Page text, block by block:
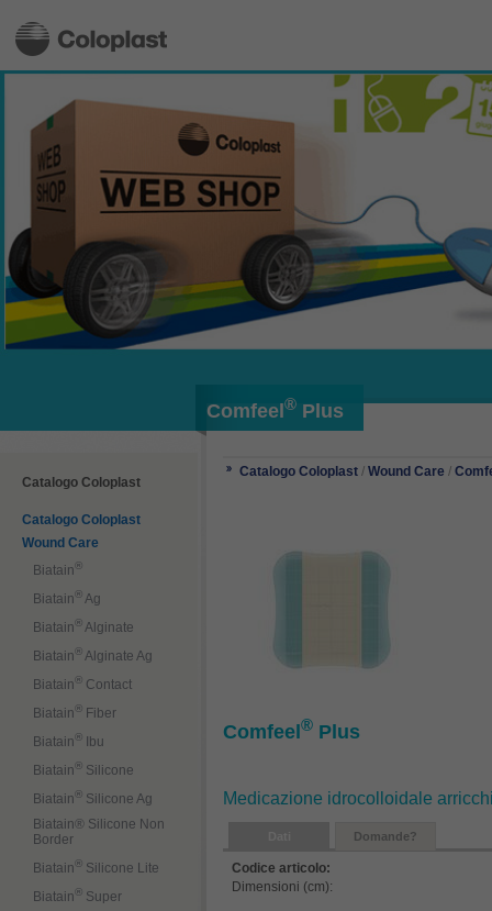
Comfeel ® Plus
Catalogo Coloplast
Catalogo Coloplast
Wound Care
Biatain ®
Biatain ® Ag
Biatain ® Alginate
Biatain ® Alginate Ag
Biatain ® Contact
Biatain ®
Fiber
Biatain ®
Ibu
Biatain ® Silicone
Biatain ® Silicone Ag
Biatain® Silicone Non
Border
Biatain ® Silicone Lite
Biatain ® Super
Catalogo Coloplast / Wound Care /
Comfeel® Plus
Medicazione idrocolloidale
Domande?
Codice articolo:
Dimensioni (cm):